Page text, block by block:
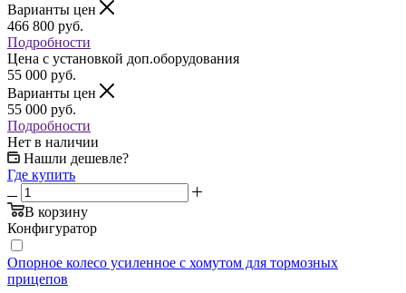
Варианты цен
466 800 руб.
Подробности
Цена c установкой доп.оборудования
55 000 руб.
Варианты цен
55 000 руб.
Подробности
Нет в наличии
Нашли дешевле?
Где купить
В корзину
Конфигуратор
Опорное колесо усиленное с хомутом для тормозных
прицепов